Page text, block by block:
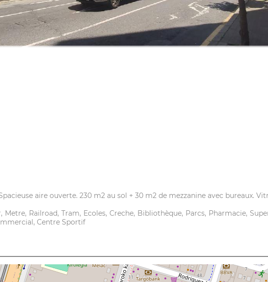
Spacieuse aire ouverte. 230 m2 au sol + 30 m2 de mezzanine avec bureaux.
Metre, Railroad, Tram, Ecoles, Creche, Bibliothèque, Parcs, Pharmacie,
Centre Sportif